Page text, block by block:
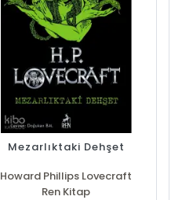
Mezarlıktaki Dehşet
Howard Phillips Lovecraft
Ren Kitap